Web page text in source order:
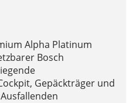
Alpha Platinum
Bosch
Gepäckträger und